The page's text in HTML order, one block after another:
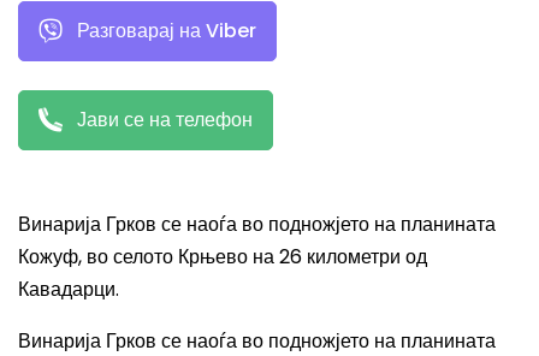
Разговарај на Viber
Јави се на телефон
Винарија Грков се наоѓа во подножјето на планината
Кожуф, во селото Крњево на 26 километри од
Кавадарци.
Винарија Грков се наоѓа во подножјето на планината